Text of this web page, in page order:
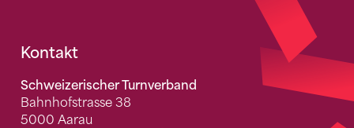
Fusszeile
Kontakt
Schweizerischer Turnverband
Bahnhofstrasse 38
5000 Aarau